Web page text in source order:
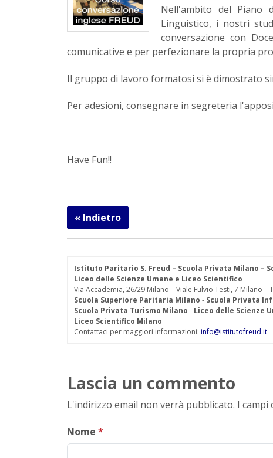
Nell'ambito del Piano
Linguistico, i nostri
conversazione con
comunicative e per perfezionare la propria
Il gruppo di lavoro formatosi si è dimostrato
Per adesioni, consegnare in segreteria
Have Fun!!
« Indietro
Istituto Paritario S. Freud – Scuola Privata Milano
Liceo delle Scienze Umane e Liceo Scientifico
Via Accademia, 26/29 Milano – Viale Fulvio Testi, 7 Milano –
Scuola Superiore Paritaria Milano - Scuola Privata
Scuola Privata Turismo Milano - Liceo delle Scienze
Liceo Scientifico Milano
Contattaci per maggiori informazioni: info@istitutofreud.it
Lascia un commento
L'indirizzo email non verrà pubblicato. I
Nome *